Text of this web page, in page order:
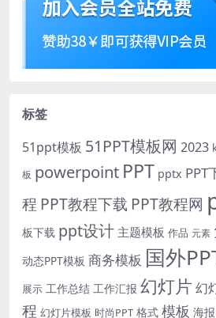
标签
51ppt模板 51PPT模板网 2023
板 powerpoint PPT pptx PPT
程 PPT教程下载 PPT教程网
板下载 ppt设计 主题模板 作品 元素
动态PPT模板 商务模板 国外
展示 工作总结 工作汇报 幻灯片 幻
程 幻灯片模板 时尚PPT 格式 模板 海报